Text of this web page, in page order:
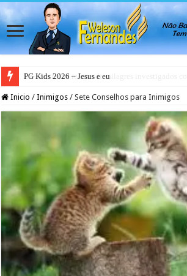
PG Kids 2026 – Jesus e eu
Inicio / Inimigos / Sete Conselhos para Inimigos